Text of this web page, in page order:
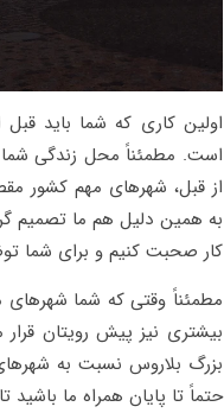
اولین کاری که شما باید
است. مطمئناً محل زندگی شما
از قبل، شهرهای مهم کشور
به همین دلیل هم ما تصمیم
کار صحبت کنیم و برای شما
مطمئناً وقتی که شما
بیشتری نیز پیش رویتان
بزرگ بلاروس نسبت به
حتماً تا پایان همراه ما